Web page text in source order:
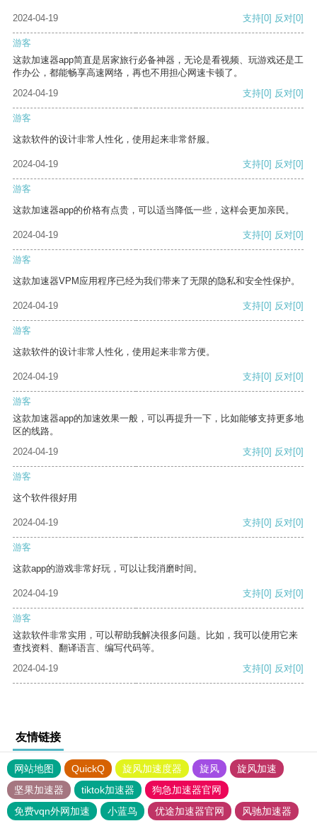
2024-04-19 支持[0] 反对[0]
游客
这款加速器app简直是居家旅行必备神器，无论是看视频、玩游戏还是工
作办公，都能畅享高速网络，再也不用担心网速卡顿了。
2024-04-19
支持[0] 反对[0]
游客
这款软件的设计非常人性化，使用起来非常舒服。
2024-04-19 支持[0] 反对[0]
游客
这款加速器app的价格有点贵，可以适当降低一些，这样会更加亲民。
2024-04-19 支持[0] 反对[0]
游客
这款加速器VPM应用程序已经为我们带来了无限的隐私和安全性保护。
2024-04-19 支持[0] 反对[0]
游客
这款软件的设计非常人性化，使用起来非常方便。
2024-04-19 支持[0] 反对[0]
游客
这款加速器app的加速效果一般，可以再提升一下，比如能够支持更多地
区的线路。
2024-04-19
支持[0] 反对[0]
游客
这个软件很好用
2024-04-19 支持[0] 反对[0]
游客
这款app的游戏非常好玩，可以让我消磨时间。
2024-04-19 支持[0] 反对[0]
游客
这款软件非常实用，可以帮助我解决很多问题。比如，我可以使用它来
查找资料、翻译语言、编写代码等。
2024-04-19
支持[0] 反对[0]
友情链接
网站地图 QuickQ 旋风加速度器 旋风
旋风加速
坚果加速器
tiktok加速器
狗急加速器官网
免费vqn外网加速
小蓝鸟 优途加速器官网 风驰加速器